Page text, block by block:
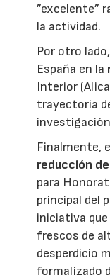
”excelente”
la actividad.
Por otro
España en la
Interior
trayectoria
Finalmente,
reducción
para
principal del
iniciativa
frescos de
desperdicio
formalizado